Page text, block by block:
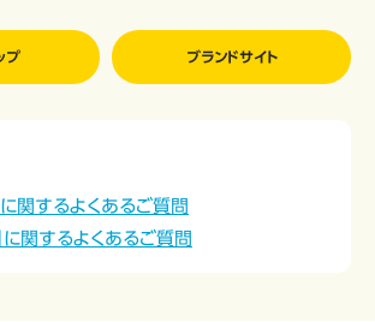
プ ブランドサイト
に関するよくあるご質問
に関するよくあるご質問